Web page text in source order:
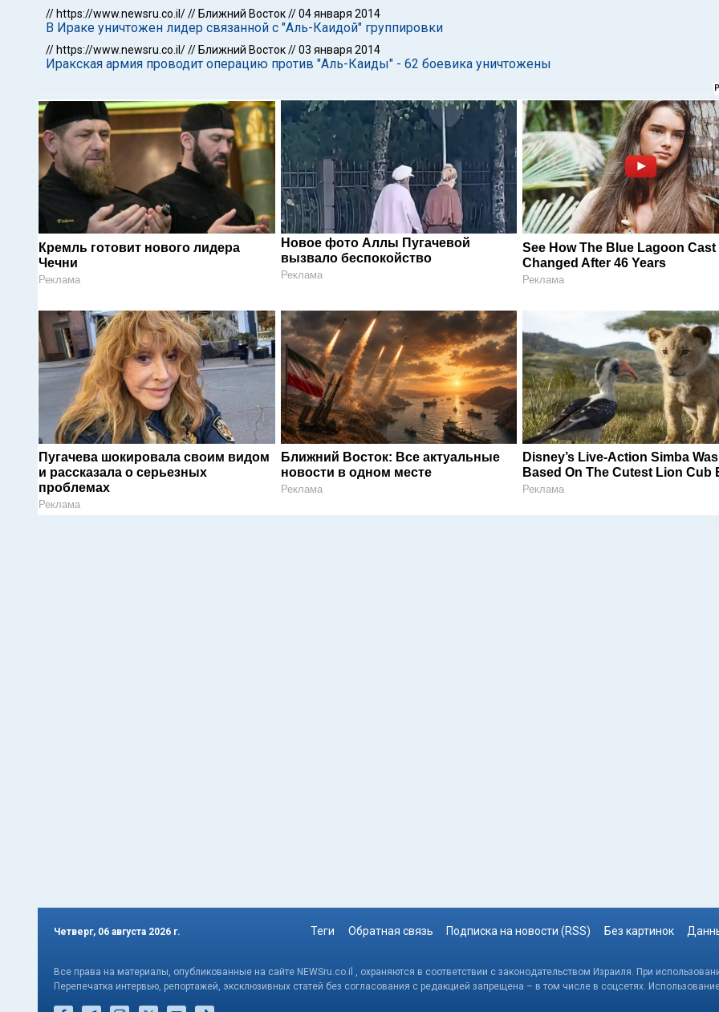
// https://www.newsru.co.il/// Ближний Восток//04 января 2014
В Ираке уничтожен лидер связанной с "Аль-Каидой" группировки
// https://www.newsru.co.il/// Ближний Восток//03 января 2014
Иракская армия проводит операцию против "Аль-Каиды" - 62 боевика уничтожены
Кремль готовит нового лидера
Чечни
Реклама
Новое фото Аллы Пугачевой
вызвало беспокойство
Реклама
See How The Blue Lagoon Cast
Changed After 46 Years
Реклама
Пугачева шокировала своим видом
и рассказала о серьезных
проблемах
Реклама
Ближний Восток: Все актуальные
новости в одном месте
Реклама
Disney’s Live-Action Simba Was
Based On The Cutest Lion Cub
Реклама
Четверг, 06 августа 2026 г. Теги Обратная связь Подписка на новости (RSS) Без картинок
Все права на материалы, опубликованные на сайте NEWSru.co.il , охраняются в соответствии с законодательством Израиля. При
Перепечатка интервью, репортажей, эксклюзивных статей без согласования с редакцией запрещена – в том числе в соцсетях.